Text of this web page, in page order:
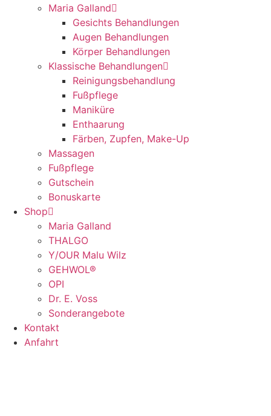
Maria Galland
Gesichts Behandlungen
Augen Behandlungen
Körper Behandlungen
Klassische Behandlungen
Reinigungsbehandlung
Fußpflege
Maniküre
Enthaarung
Färben, Zupfen, Make-Up
Massagen
Fußpflege
Gutschein
Bonuskarte
Shop
Maria Galland
THALGO
Y/OUR Malu Wilz
GEHWOL®
OPI
Dr. E. Voss
Sonderangebote
Kontakt
Anfahrt